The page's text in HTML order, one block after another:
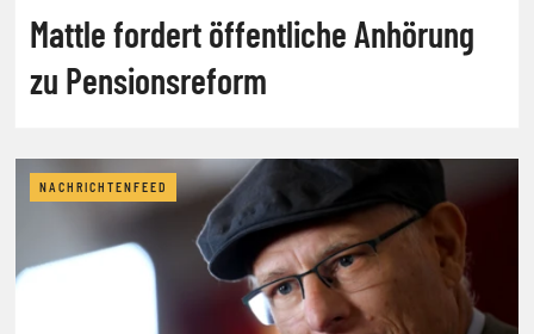
Mattle fordert öffentliche Anhörung
zu Pensionsreform
NACHRICHTENFEED